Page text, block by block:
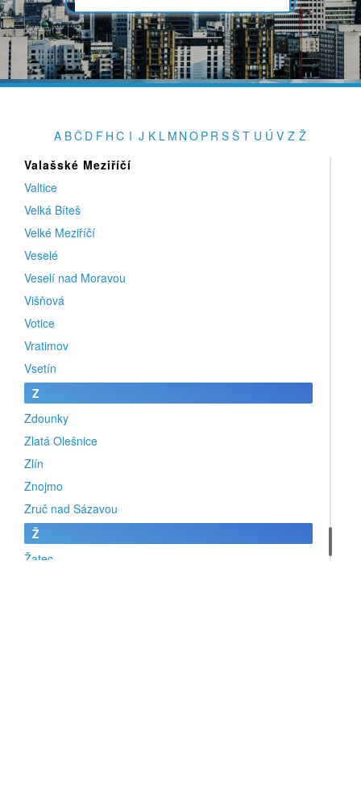
A BČ D F H C I J K L M N O P R S Š T U Ú V Z Ž
Ú
Úpice
Úsov
Valašské Meziříčí
Valtice
Velká Bíteš
Velké Meziříčí
Veselé
Veselí nad Moravou
Višňová
Votice
Vratimov
Vsetín
Z
Zdounky
Zlatá Olešnice
Zlín
Znojmo
Zruč nad Sázavou
Ž
Žatec